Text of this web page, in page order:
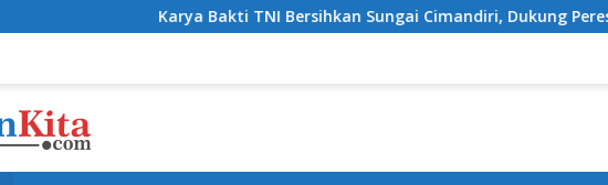
Karya Bakti TNI Bersihkan Sungai Cimandiri, Dukung Peresmian Jembatan